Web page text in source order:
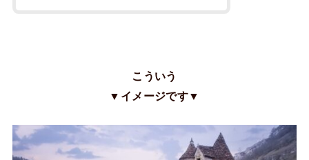
こういう
▼イメージです▼